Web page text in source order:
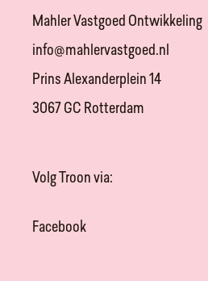
Mahler Vastgoed Ontwikkeling
info@mahlervastgoed.nl
Prins Alexanderplein 14
3067 GC Rotterdam
Volg Troon via:
Facebook